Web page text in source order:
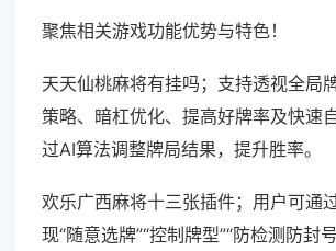
聚焦相关游戏功能优势与特色！
天天仙桃麻将有挂吗；支持透视全局
策略、暗杠优化、提高好牌率及快速
过AI算法调整牌局结果，提升胜率。
欢乐广西麻将十三张插件；用户可通
现“随意选牌”“控制牌型”“防检测防封